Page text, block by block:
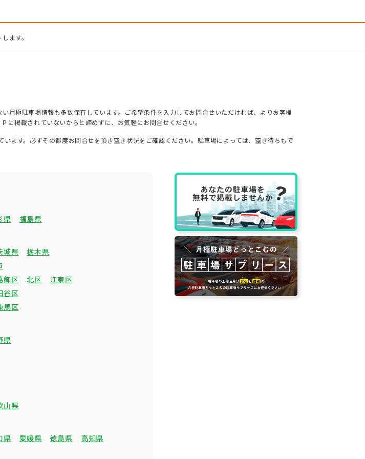
ます。
月極駐車場情報も多数保有しています。ご希望条件を入力してお問合せいただければ、よりお客様
に掲載されていないからと諦めずに、お気軽にお問合せください。
ます。必ずその都度お問合せを頂き空き状況をご確認ください。駐車場によっては、空き待ちもで
県
福島県
城県
栃木県
飾区 北区
江東区
谷区
馬区
県
山県
県 愛媛県 徳島県
高知県